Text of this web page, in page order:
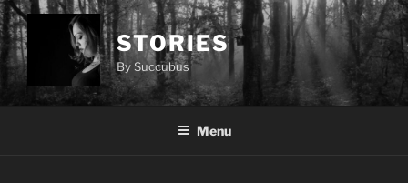
Ga
naar
de
inhoud
STORIES
By Succubus
Menu